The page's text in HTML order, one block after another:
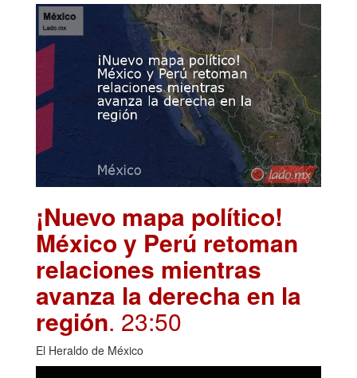
¡Nuevo mapa político!
México y Perú retoman
relaciones mientras
avanza la derecha en la
región. 23:50
El Heraldo de México